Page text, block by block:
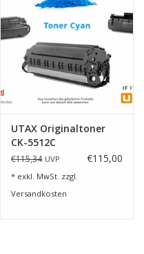
UTAX Originaltoner
CK-5512C
€115,34 UVP €115,00
* exkl. MwSt. zzgl.
Versandkosten